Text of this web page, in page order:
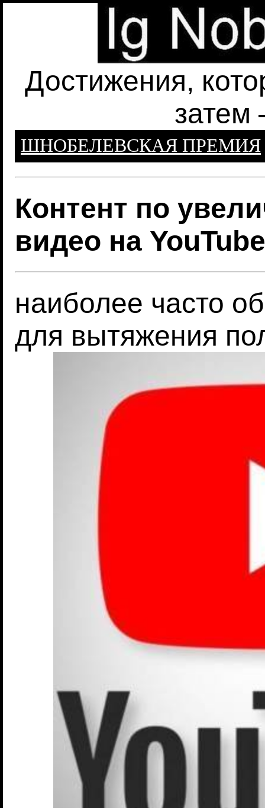
Достижения,
затем
ШНОБЕЛЕВСКАЯ ПРЕМИЯ
Контент по
видео на YouTube
наиболее часто
для вытяжения